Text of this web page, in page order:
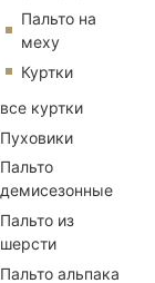
Пальто на
меху
Куртки
все куртки
Пуховики
Пальто
демисезонные
Пальто из
шерсти
Пальто альпака